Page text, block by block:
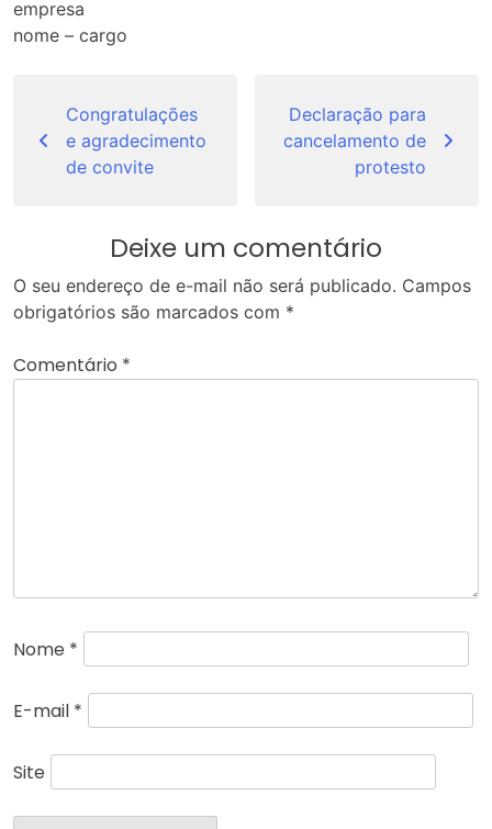
empresa
nome – cargo
Post
Congratulações
e agradecimento
de convite
Declaração para
cancelamento de
protesto
Deixe um comentário
O seu endereço de e-mail não será publicado. Campos
obrigatórios são marcados com *
Comentário *
Nome *
E-mail *
Site